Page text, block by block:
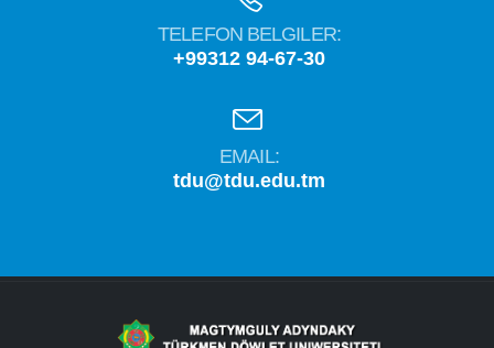
TELEFON BELGILER:
+99312 94-67-30
EMAIL:
tdu@tdu.edu.tm